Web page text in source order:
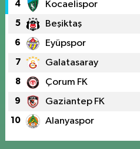
4 Kocaelispor
5 Beşiktaş
6 Eyüpspor
7 Galatasaray
8 Çorum FK
9 Gaziantep FK
10 Alanyaspor